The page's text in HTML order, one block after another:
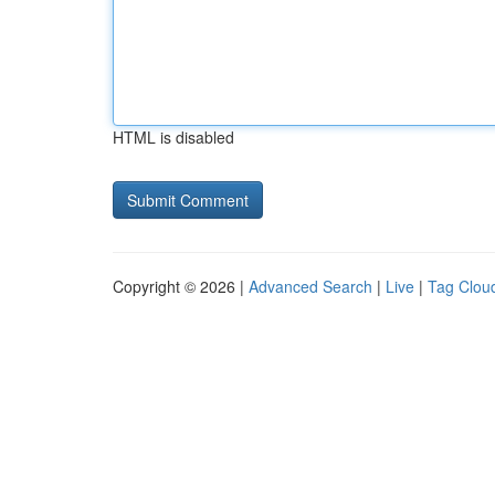
HTML is disabled
Copyright © 2026 | Advanced Search | Live | Tag